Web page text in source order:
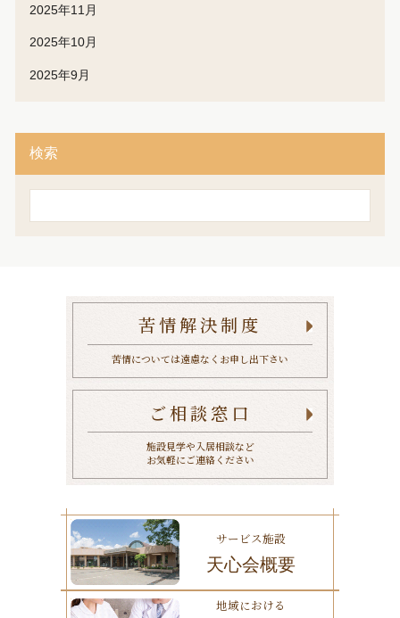
2025年11月
2025年10月
2025年9月
検索
苦情解決制度
苦情については遠慮なくお申し出下さい
ご相談窓口
施設見学や入居相談など
お気軽にご連絡ください
サービス施設
天心会概要
地域における